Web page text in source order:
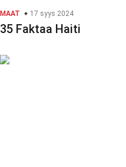
MAAT 17 syys 2024
35 Faktaa Haiti